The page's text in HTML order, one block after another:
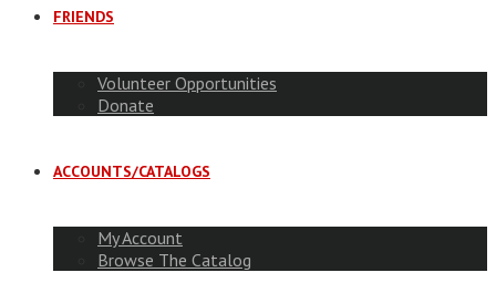
FRIENDS
Volunteer Opportunities
Donate
ACCOUNTS/CATALOGS
My Account
Browse The Catalog